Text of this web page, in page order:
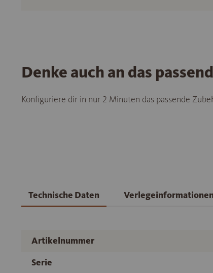
Denke auch an das
Konfiguriere dir in nur 2 Minuten das passende
Technische Daten
Artikelnummer
Serie